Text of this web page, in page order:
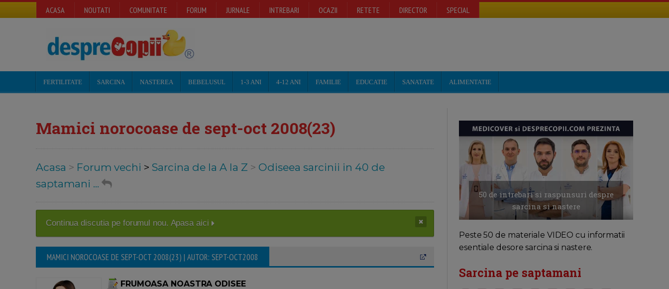
ACASA NOUTATI COMUNITATE FORUM JURNALE INTREBARI OCAZII RETETE DIRECTOR SPECIAL
FERTILITATE SARCINA NASTEREA BEBELUSUL 1-3 ANI 4-12 ANI FAMILIE EDUCATIE SANATATE ALIMENTATIE
Mamici norocoase de sept-oct 2008(23)
Acasa > Forum vechi > Sarcina de la A la Z > Odiseea sarcinii in 40 de
saptamani ...
Continua discutia pe forumul nou. Apasa aici
MAMICI NOROCOASE DE SEPT-OCT 2008(23) | AUTOR: SEPT-OCT2008
FRUMOASA NOASTRA ODISEE
50 de intrebari si raspunsuri despre
sarcina si nastere
Peste 50 de materiale VIDEO cu informatii
esentiale desore sarcina si nastere.
Sarcina pe saptamani